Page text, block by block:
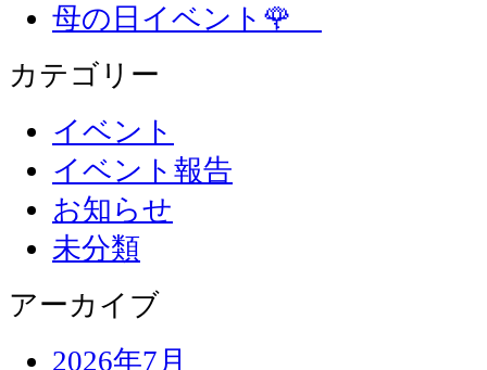
母の日イベント🌹
カテゴリー
イベント
イベント報告
お知らせ
未分類
アーカイブ
2026年7月